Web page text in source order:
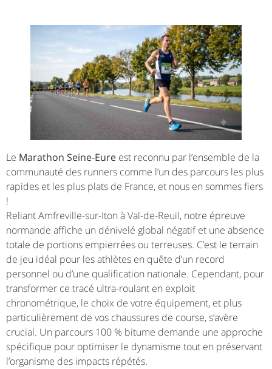
Le Marathon Seine-Eure est reconnu par l’ensemble de la
communauté des runners comme l’un des parcours les plus
rapides et les plus plats de France, et nous en sommes fiers
!
Reliant Amfreville-sur-Iton à Val-de-Reuil, notre épreuve
normande affiche un dénivelé global négatif et une absence
totale de portions empierrées ou terreuses. C’est le terrain
de jeu idéal pour les athlètes en quête d’un record
personnel ou d’une qualification nationale. Cependant, pour
transformer ce tracé ultra-roulant en exploit
chronométrique, le choix de votre équipement, et plus
particulièrement de vos chaussures de course, s’avère
crucial. Un parcours 100 % bitume demande une approche
spécifique pour optimiser le dynamisme tout en préservant
l’organisme des impacts répétés.